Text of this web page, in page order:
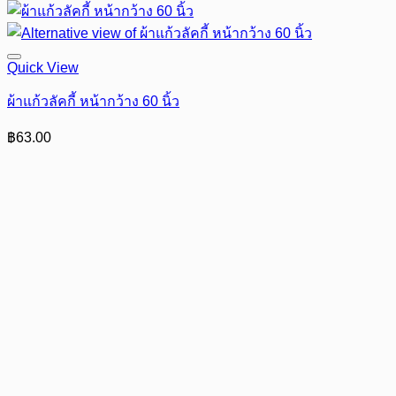
Quick View
ผ้าแก้วลัคกี้ หน้ากว้าง 60 นิ้ว
฿63.00